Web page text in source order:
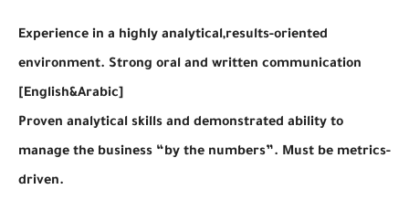
Experience in a highly analytical,results-oriented
environment. Strong oral and written communication
[English&Arabic]
Proven analytical skills and demonstrated ability to
manage the business “by the numbers”. Must be metrics-
driven.